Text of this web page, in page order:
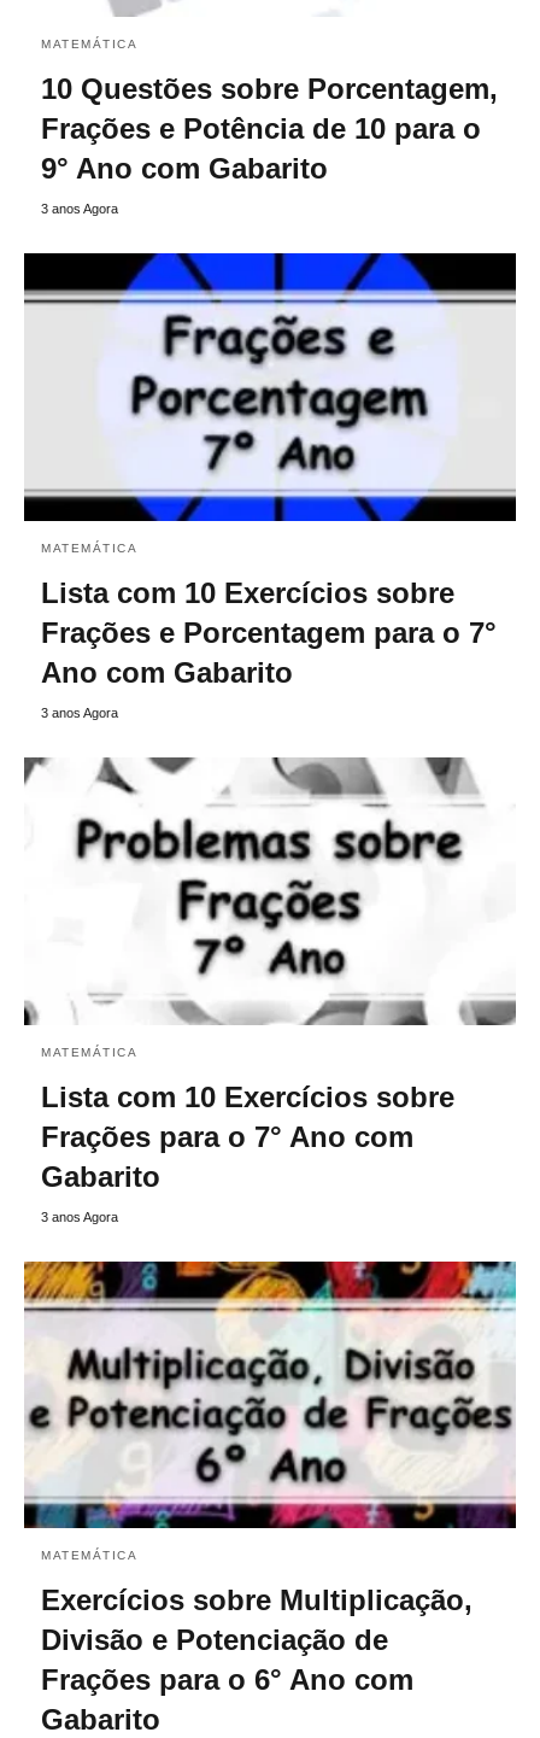
MATEMÁTICA
10 Questões sobre Porcentagem,
Frações e Potência de 10 para o
9° Ano com Gabarito
3 anos Agora
MATEMÁTICA
Lista com 10 Exercícios sobre
Frações e Porcentagem para o 7°
Ano com Gabarito
3 anos Agora
MATEMÁTICA
Lista com 10 Exercícios sobre
Frações para o 7° Ano com
Gabarito
3 anos Agora
MATEMÁTICA
Exercícios sobre Multiplicação,
Divisão e Potenciação de
Frações para o 6° Ano com
Gabarito